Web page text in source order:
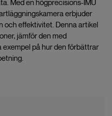
Med en högprecisions-IMU
erbjuder
och effektivitet. Denna artikel
jämför den med
exempel på hur den förbättrar